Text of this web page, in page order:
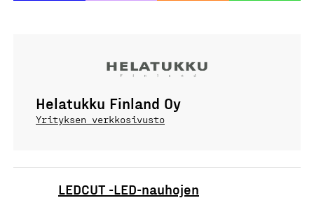
Helatukku Finland Oy
Yrityksen verkkosivusto
LEDCUT -LED-nauhojen